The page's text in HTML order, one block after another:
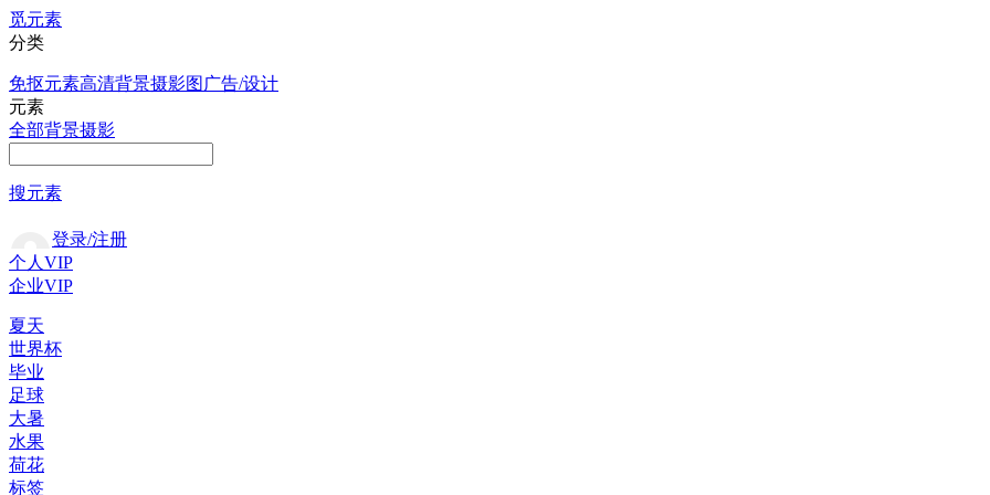
觅元素
分类
免抠元素高清背景摄影图 广告/设计
元素
全部背景摄影
搜元素
登录/注册
个人VIP
企业VIP
夏天
世界杯
毕业
足球
大暑
水果
荷花
标签